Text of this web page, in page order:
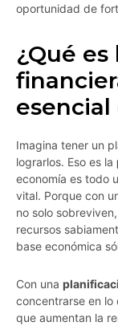
oportunidad de
¿Qué
esencial
Imagina tener un
lograrlos. Eso es la
economía es todo
vital. Porque con
no solo
recursos
base económica
Con una
concentrarse en lo
que aumentan la